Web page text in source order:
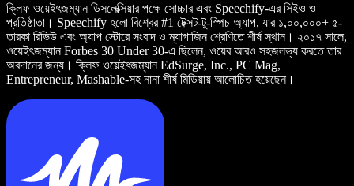
ক্লিফ ওয়েইৎজম্যান ডিসলেক্সিয়ার পক্ষে সোচ্চার এবং Speechify-এর সিইও ও
প্রতিষ্ঠাতা। Speechify হলো বিশ্বের #1 টেক্সট-টু-স্পিচ অ্যাপ, যার ১,০০,০০০+ ৫-
তারকা রিভিউ এবং অ্যাপ স্টোরে সংবাদ ও ম্যাগাজিন শ্রেণিতে শীর্ষ স্থান। ২০১৭ সালে,
ওয়েইৎজম্যান Forbes 30 Under 30-এ ছিলেন, ওয়েব আরও সহজলভ্য করতে তার
অবদানের জন্য। ক্লিফ ওয়েইৎজম্যান EdSurge, Inc., PC Mag,
Entrepreneur, Mashable-সহ নানা শীর্ষ মিডিয়ায় আলোচিত হয়েছেন।